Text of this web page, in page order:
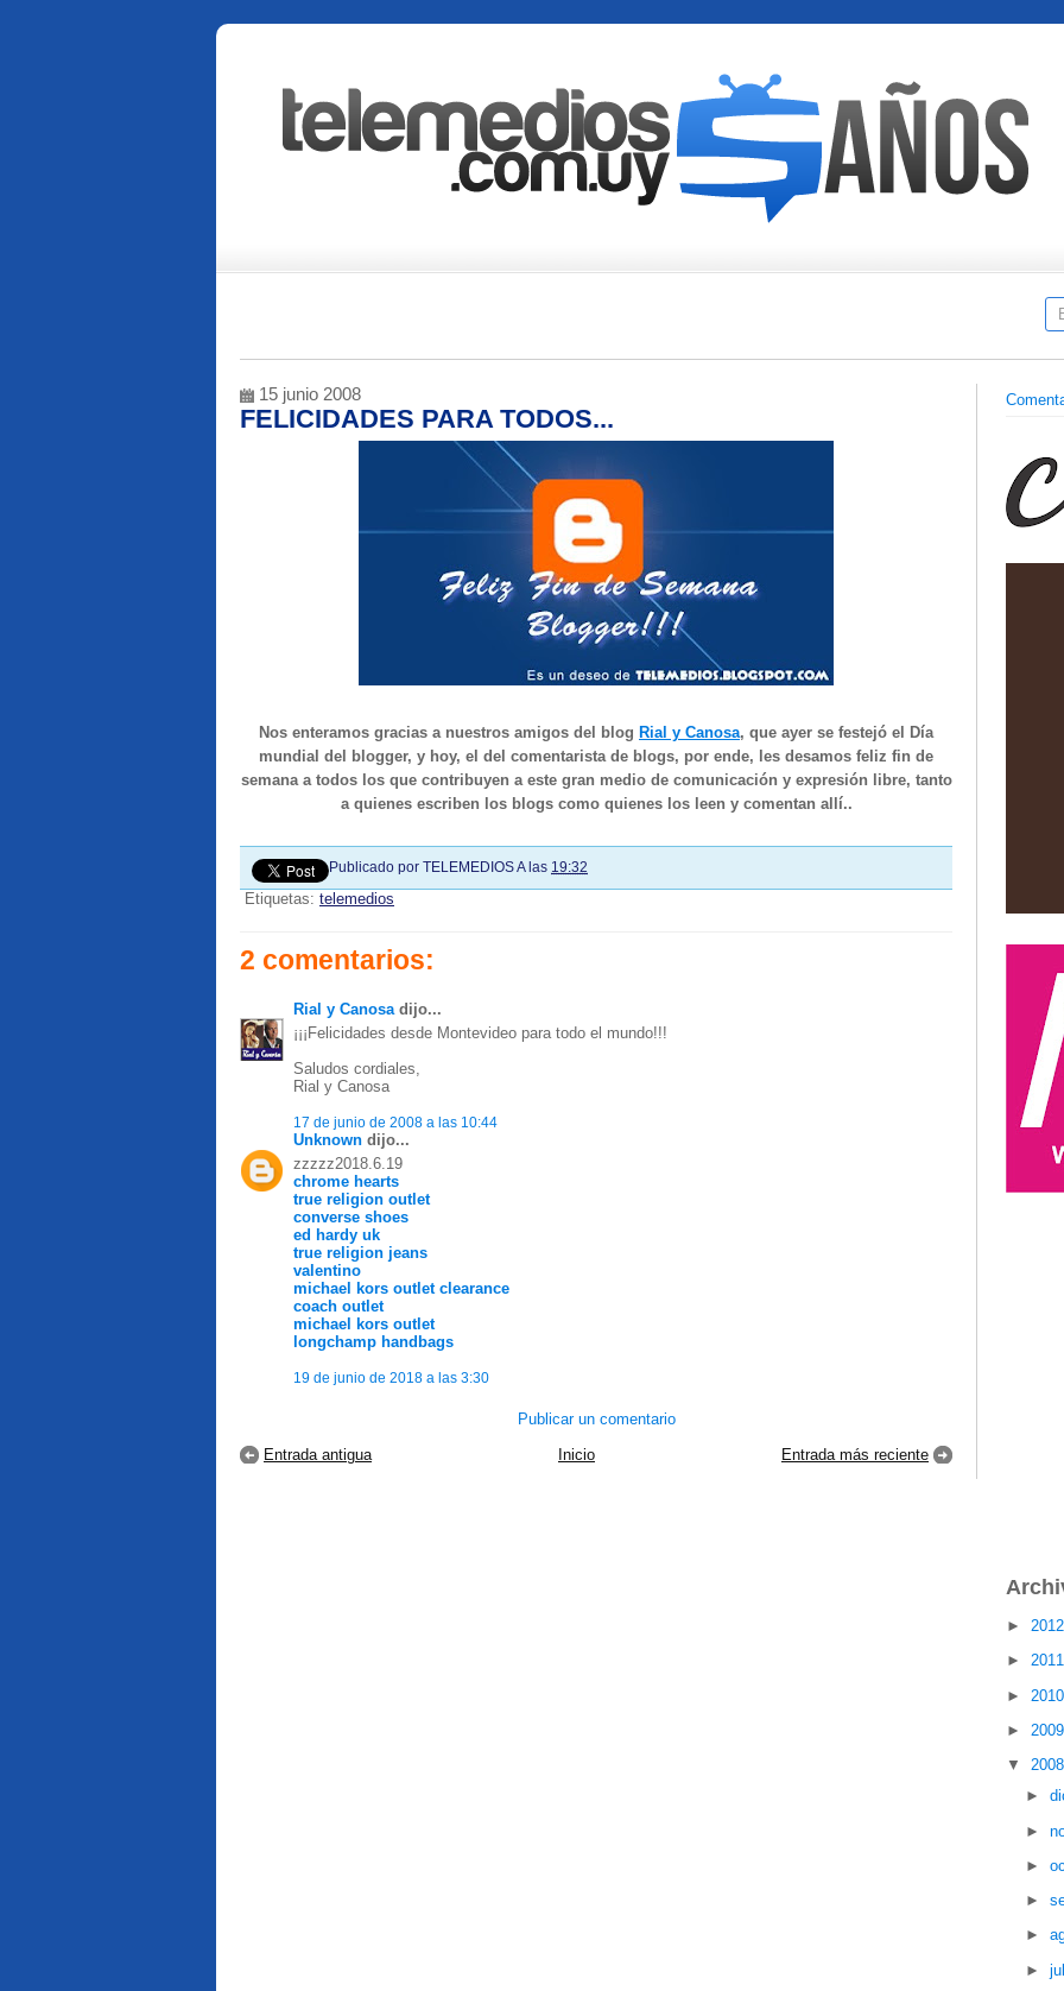
15 junio 2008
FELICIDADES PARA TODOS...
Nos enteramos gracias a nuestros amigos del blog Rial y Canosa, que ayer se festejó el Día
mundial del blogger, y hoy, el del comentarista de blogs, por ende, les desamos feliz fin de
semana a todos los que contribuyen a este gran medio de comunicación y expresión libre, tanto
a quienes escriben los blogs como quienes los leen y comentan allí..
Publicado por TELEMEDIOSA las 19:32
Etiquetas: telemedios
2 comentarios:
Rial y Canosadijo...
¡¡¡Felicidades desde Montevideo para todo el mundo!!!
Saludos cordiales,
Rial y Canosa
17 de junio de 2008 a las 10:44
Unknown dijo...
zzzzz2018.6.19
chrome hearts
true religion outlet
converse shoes
ed hardy uk
true religion jeans
valentino
michael kors outlet clearance
coach outlet
michael kors outlet
longchamp handbags
19 de junio de 2018 a las 3:30
Publicar un comentario
Entrada más reciente
Entrada antigua Inicio
►
►
►
►
▼
►
►
►
►
►
►